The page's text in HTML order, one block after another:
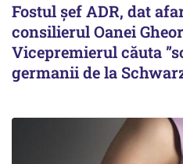
Fostul șef ADR, dat
consilierul Oanei
Vicepremierul căuta
germanii de la